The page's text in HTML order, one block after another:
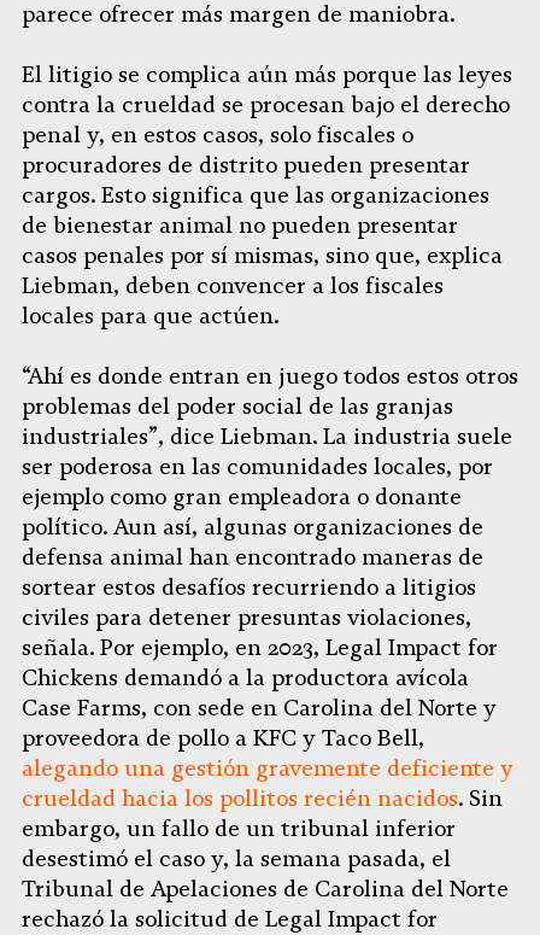
parece ofrecer más margen de maniobra.
El litigio se complica aún más porque las leyes
contra la crueldad se procesan bajo el derecho
penal y, en estos casos, solo fiscales o
procuradores de distrito pueden presentar
cargos. Esto significa que las organizaciones
de bienestar animal no pueden presentar
casos penales por sí mismas, sino que, explica
Liebman, deben convencer a los fiscales
locales para que actúen.
“Ahí es donde entran en juego todos estos otros
problemas del poder social de las granjas
industriales”, dice Liebman. La industria suele
ser poderosa en las comunidades locales, por
ejemplo como gran empleadora o donante
político. Aun así, algunas organizaciones de
defensa animal han encontrado maneras de
sortear estos desafíos recurriendo a litigios
civiles para detener presuntas violaciones,
señala. Por ejemplo, en 2023, Legal Impact for
Chickens demandó a la productora avícola
Case Farms, con sede en Carolina del Norte y
proveedora de pollo a KFC y Taco Bell,
alegando una gestión gravemente deficiente y
crueldad hacia los pollitos recién nacidos. Sin
embargo, un fallo de un tribunal inferior
desestimó el caso y, la semana pasada, el
Tribunal de Apelaciones de Carolina del Norte
rechazó la solicitud de Legal Impact for